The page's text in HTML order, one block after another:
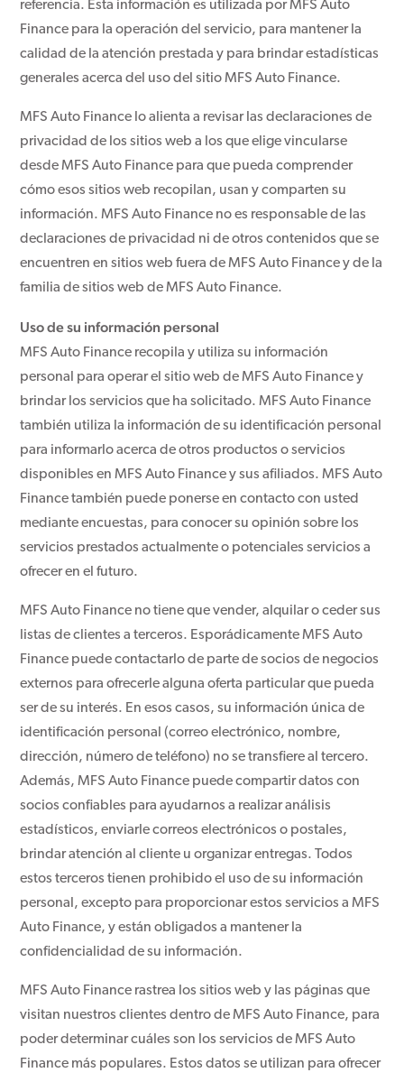
referencia. Esta información es utilizada por MFS Auto
Finance para la operación del servicio, para mantener la
calidad de la atención prestada y para brindar estadísticas
generales acerca del uso del sitio MFS Auto Finance.
MFS Auto Finance lo alienta a revisar las declaraciones de
privacidad de los sitios web a los que elige vincularse
desde MFS Auto Finance para que pueda comprender
cómo esos sitios web recopilan, usan y comparten su
información. MFS Auto Finance no es responsable de las
declaraciones de privacidad ni de otros contenidos que se
encuentren en sitios web fuera de MFS Auto Finance y de la
familia de sitios web de MFS Auto Finance.
Uso de su información personal
MFS Auto Finance recopila y utiliza su información
personal para operar el sitio web de MFS Auto Finance y
brindar los servicios que ha solicitado. MFS Auto Finance
también utiliza la información de su identificación personal
para informarlo acerca de otros productos o servicios
disponibles en MFS Auto Finance y sus afiliados. MFS Auto
Finance también puede ponerse en contacto con usted
mediante encuestas, para conocer su opinión sobre los
servicios prestados actualmente o potenciales servicios a
ofrecer en el futuro.
MFS Auto Finance no tiene que vender, alquilar o ceder sus
listas de clientes a terceros. Esporádicamente MFS Auto
Finance puede contactarlo de parte de socios de negocios
externos para ofrecerle alguna oferta particular que pueda
ser de su interés. En esos casos, su información única de
identificación personal (correo electrónico, nombre,
dirección, número de teléfono) no se transfiere al tercero.
Además, MFS Auto Finance puede compartir datos con
socios confiables para ayudarnos a realizar análisis
estadísticos, enviarle correos electrónicos o postales,
brindar atención al cliente u organizar entregas. Todos
estos terceros tienen prohibido el uso de su información
personal, excepto para proporcionar estos servicios a MFS
Auto Finance, y están obligados a mantener la
confidencialidad de su información.
MFS Auto Finance rastrea los sitios web y las páginas que
visitan nuestros clientes dentro de MFS Auto Finance, para
poder determinar cuáles son los servicios de MFS Auto
Finance más populares. Estos datos se utilizan para ofrecer